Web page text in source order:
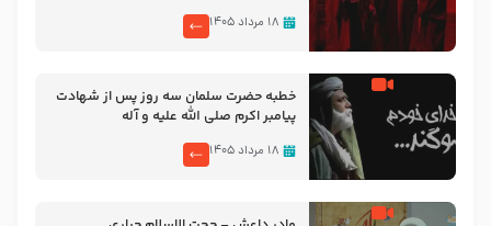
۱۸ مرداد ۱۴۰۵
خطبه حضرت سلمان سه روز پس از شهادت
پیامبر اکرم صلی الله علیه و آله
۱۸ مرداد ۱۴۰۵